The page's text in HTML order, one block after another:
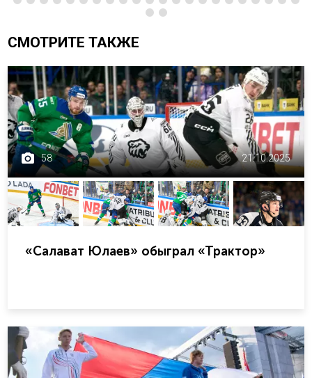
СМОТРИТЕ ТАКЖЕ
58 21.10.2025
«Салават Юлаев» обыграл «Трактор»